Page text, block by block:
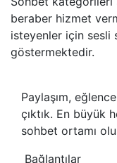
beraber hizmet
isteyenler için sesli
göstermektedir.
Paylaşım,
çıktık. En büyük
sohbet ortamı
Bağlantılar